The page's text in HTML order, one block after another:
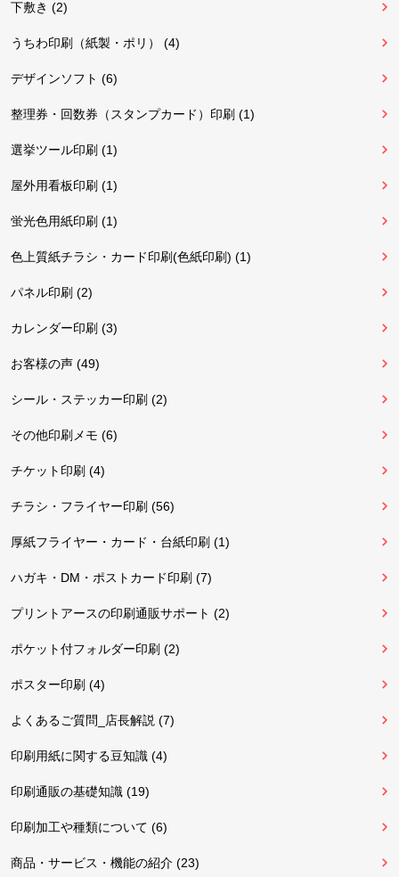
下敷き (2)
うちわ印刷（紙製・ポリ） (4)
デザインソフト (6)
整理券・回数券（スタンプカード）印刷 (1)
選挙ツール印刷 (1)
屋外用看板印刷 (1)
蛍光色用紙印刷 (1)
色上質紙チラシ・カード印刷(色紙印刷) (1)
パネル印刷 (2)
カレンダー印刷 (3)
お客様の声 (49)
シール・ステッカー印刷 (2)
その他印刷メモ (6)
チケット印刷 (4)
チラシ・フライヤー印刷 (56)
厚紙フライヤー・カード・台紙印刷 (1)
ハガキ・DM・ポストカード印刷 (7)
プリントアースの印刷通販サポート (2)
ポケット付フォルダー印刷 (2)
ポスター印刷 (4)
よくあるご質問_店長解説 (7)
印刷用紙に関する豆知識 (4)
印刷通販の基礎知識 (19)
印刷加工や種類について (6)
商品・サービス・機能の紹介 (23)